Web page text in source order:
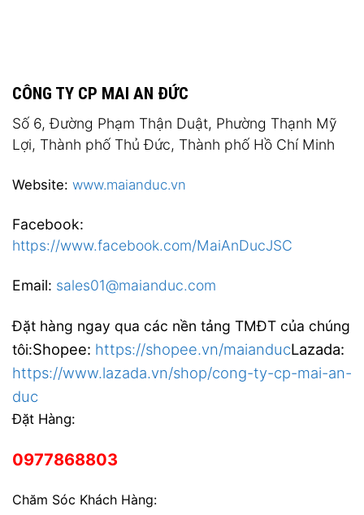
CÔNG TY CP MAI AN ĐỨC
Số 6, Đường Phạm Thận Duật, Phường Thạnh Mỹ
Lợi, Thành phố Thủ Đức, Thành phố Hồ Chí Minh
Website: www.maianduc.vn
Facebook:
https://www.facebook.com/MaiAnDucJSC
Email: sales01@maianduc.com
Đặt hàng ngay qua các nền tảng TMĐT của chúng
tôi:Shopee: https://shopee.vn/maianducLazada:
https://www.lazada.vn/shop/cong-ty-cp-mai-an-
duc
Đặt Hàng:
0977868803
Chăm Sóc Khách Hàng: